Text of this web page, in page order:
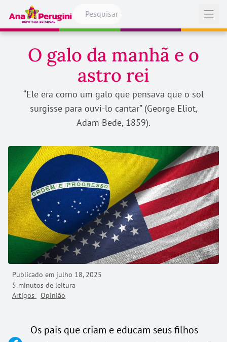
Pular para o conteúdo
Abrir
O galo da manhã e o
astro rei
“Ele era como um galo que pensava que o sol
surgisse para ouvi-lo cantar” (George Eliot,
Adam Bede, 1859).
Publicado em julho 18, 2025
5 minutos de leitura
Artigos
Opinião
Os pais que criam e educam seus filhos